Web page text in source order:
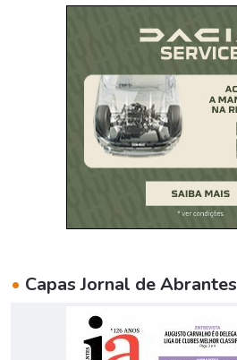
• Capas Jornal de Abrantes